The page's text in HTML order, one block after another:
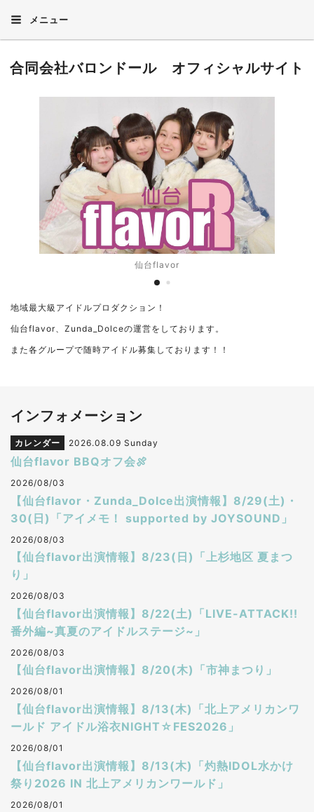
メニュー
合同会社バロンドール オフィシャルサイト
仙台flavor
地域最大級アイドルプロダクション！
仙台flavor、Zunda_Dolceの運営をしております。
また各グループで随時アイドル募集しております！！
インフォメーション
カレンダー 2026.08.09 Sunday
仙台flavor BBQオフ会🍖
2026/08/03
【仙台flavor・Zunda_Dolce出演情報】8/29(土)・
30(日)「アイメモ！ supported by JOYSOUND」
2026/08/03
【仙台flavor出演情報】8/23(日)「上杉地区 夏まつ
り」
2026/08/03
【仙台flavor出演情報】8/22(土)「LIVE-ATTACK!!
番外編~真夏のアイドルステージ~」
2026/08/03
【仙台flavor出演情報】8/20(木)「市神まつり」
2026/08/01
【仙台flavor出演情報】8/13(木)「北上アメリカンワ
ールド アイドル浴衣NIGHT☆FES2026」
2026/08/01
【仙台flavor出演情報】8/13(木)「灼熱IDOL水かけ
祭り2026 IN 北上アメリカンワールド」
2026/08/01